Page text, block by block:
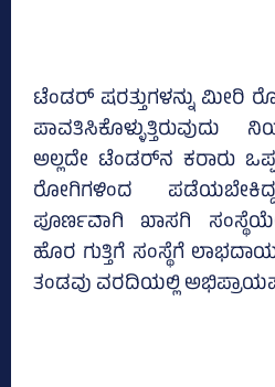
ಟೆಂಡರ್ ಷರತ್ತುಗಳನ್ನು ಮೀರಿ
ಅಲ್ಲದೇ ಟೆಂಡರ್‌ನ ಕರಾರು
ರೋಗಿಗಳಿಂದ
ಪೂರ್ಣವಾಗಿ ಖಾಸಗಿ ಸಂಸ್ಥೆಯೇ
ಹೊರ ಗುತ್ತಿಗೆ ಸಂಸ್ಥೆಗೆ
ತಂಡವು ವರದಿಯಲ್ಲಿ